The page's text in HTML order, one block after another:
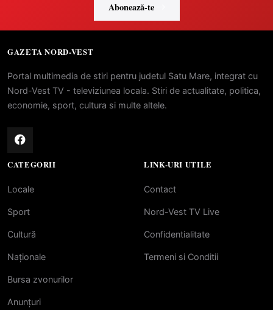
Abonează-te
GAZETA NORD-VEST
Portal multimedia de stiri pentru judetul Satu Mare, integrat cu
Nord-Vest TV - televiziunea locala. Stiri de actualitate, politica,
economie, sport, cultura si multe altele.
CATEGORII
Locale
Sport
Cultură
Naționale
Bursa zvonurilor
Anunțuri
LINK-URI UTILE
Contact
Nord-Vest TV Live
Confidentialitate
Termeni si Conditii